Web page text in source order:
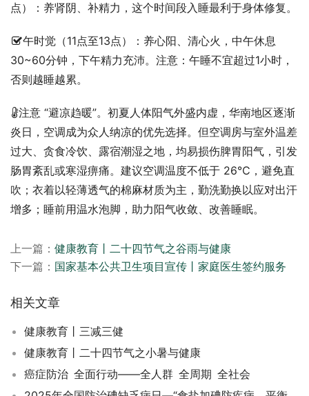
点）：养肾阴、补精力，这个时间段入睡最利于身体修复。
午时觉（11点至13点）：养心阳、清心火，中午休息
30~60分钟，下午精力充沛。注意：午睡不宜超过1小时，
否则越睡越累。
注意 “避凉趋暖”。初夏人体阳气外盛内虚，华南地区逐渐
炎日，空调成为众人纳凉的优先选择。但空调房与室外温差
过大、贪食冷饮、露宿潮湿之地，均易损伤脾胃阳气，引发
肠胃紊乱或寒湿痹痛。建议空调温度不低于 26℃，避免直
吹；衣着以轻薄透气的棉麻材质为主，勤洗勤换以应对出汗
增多；睡前用温水泡脚，助力阳气收敛、改善睡眠。
上一篇： 健康教育丨二十四节气之谷雨与健康
下一篇： 国家基本公共卫生项目宣传丨家庭医生签约服务
相关文章
健康教育丨三减三健
健康教育丨二十四节气之小暑与健康
癌症防治 全面行动——全人群 全周期 全社会